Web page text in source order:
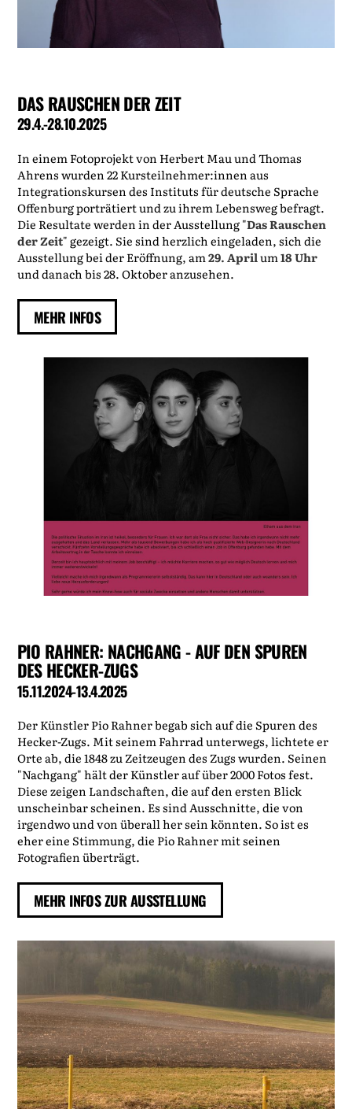
DAS RAUSCHEN DER ZEIT
29.4.-28.10.2025
In einem Fotoprojekt von Herbert Mau und Thomas
Ahrens wurden 22 Kursteilnehmer:innen aus
Integrationskursen des Instituts für deutsche Sprache
Offenburg porträtiert und zu ihrem Lebensweg befragt.
Die Resultate werden in der Ausstellung "Das Rauschen
der Zeit" gezeigt. Sie sind herzlich eingeladen, sich die
Ausstellung bei der Eröffnung, am29. Aprilum18 Uhr
und danach bis 28. Oktober anzusehen.
MEHR INFOS
PIO RAHNER: NACHGANG - AUF DEN SPUREN
DES HECKER-ZUGS
15.11.2024-13.4.2025
Der Künstler Pio Rahner begab sich auf die Spuren des
Hecker-Zugs. Mit seinem Fahrrad unterwegs, lichtete er
Orte ab, die 1848 zu Zeitzeugen des Zugs wurden. Seinen
"Nachgang" hält der Künstler auf über 2000 Fotos fest.
Diese zeigen Landschaften, die auf den ersten Blick
unscheinbar scheinen. Es sind Ausschnitte, die von
irgendwo und von überall her sein könnten. So ist es
eher eine Stimmung, die Pio Rahner mit seinen
Fotografien überträgt.
MEHR INFOS ZUR AUSSTELLUNG